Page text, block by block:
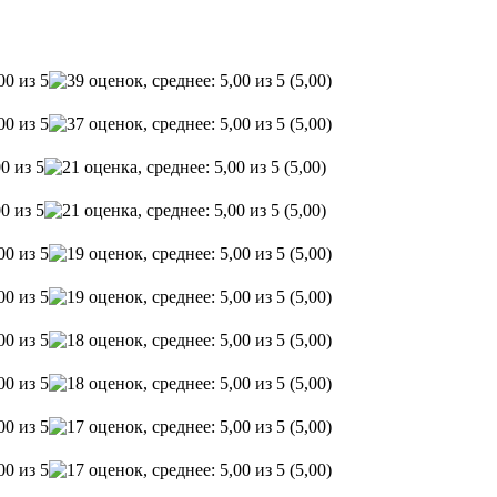
(5,00)
(5,00)
(5,00)
(5,00)
(5,00)
(5,00)
(5,00)
(5,00)
(5,00)
(5,00)